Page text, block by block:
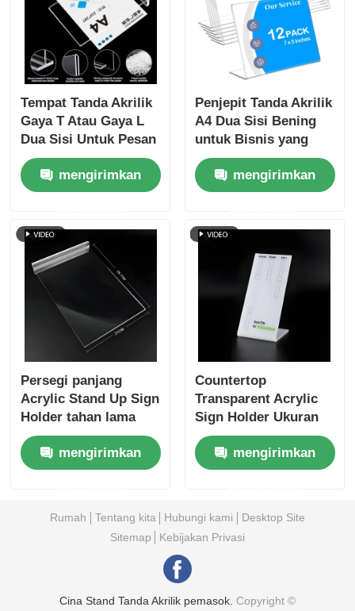
Tempat Tanda Akrilik
Gaya T Atau Gaya L
Dua Sisi Untuk Pesan
mengirimkan
Penjepit Tanda Akrilik
A4 Dua Sisi Bening
untuk Bisnis yang
Disesuaikan
mengirimkan
Persegi panjang
Acrylic Stand Up Sign
Holder tahan lama
Acrylic Placard
Holder OEMmengirimkan
Countertop
Transparent Acrylic
Sign Holder Ukuran
A3 A4 A5 Untuk
keperluan periklanan
mengirimkan
Rumah Tentang kita Hubungi kami
Desktop Site
Sitemap
Kebijakan Privasi
Cina Stand Tanda Akrilik pemasok. Copyright ©